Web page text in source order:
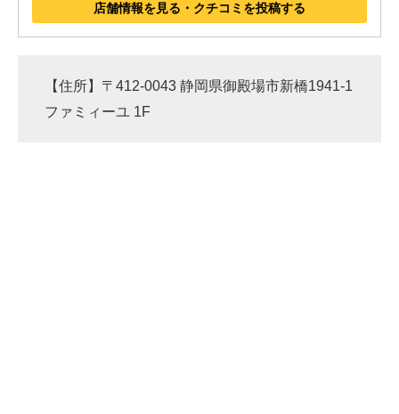
店舗情報を見る・クチコミを投稿する
【住所】〒412-0043 静岡県御殿場市新橋1941-1
ファミィーユ 1F